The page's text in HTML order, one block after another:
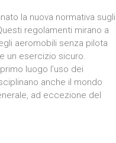
la nuova normativa sugli
regolamenti mirano a
aeromobili senza pilota
un esercizio sicuro.
luogo l’uso dei
anche il mondo
ad eccezione del